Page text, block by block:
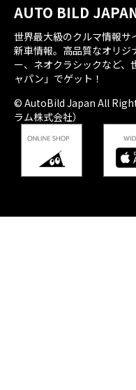
AUTO BILD
世界最大級のクルマ情報サ
新車情報。高品質なオリジ
ー、ネオクラシックなど、
ャパン」でゲット！
© AutoBild Japan All
ラム株式会社）